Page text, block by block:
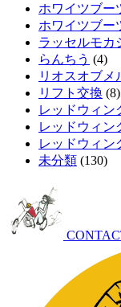
ホワイツブー
ホワイツブ
ラッセルモカ
らんちう (4)
リオスオブメ
リフト交換 (8)
レッドウィン
レッドウィ
レッドウィ
未分類 (130)